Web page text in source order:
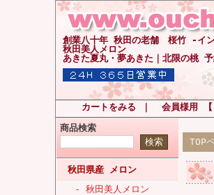
創業八十年 秋田の老舗 桜竹 -イン
秋田美人メロン
あきた夏丸・夢あきた｜北限の桃
カートをみる 会員様用 【
商品検索
秋田県産 メロン
- 秋田美人メロン
TOP